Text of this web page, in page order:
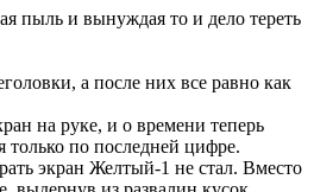
пыль и вынуждая то и дело тереть
а после них все равно как
на руке, и о времени теперь
по последней цифре.
экран Желтый-1 не стал. Вместо